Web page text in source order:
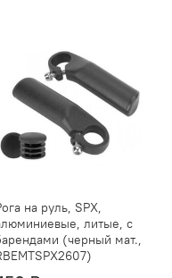
на руль, SPX,
литые, с
(черный мат.,